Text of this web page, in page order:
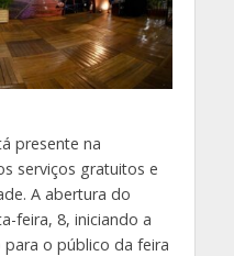
presente na
serviços gratuitos e
A abertura do
feira, 8, iniciando a
o público da feira